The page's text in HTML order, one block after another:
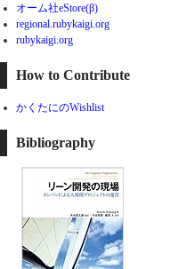
オーム社eStore(β)
regional.rubykaigi.org
rubykaigi.org
How to Contribute
かくたにのWishlist
Bibliography